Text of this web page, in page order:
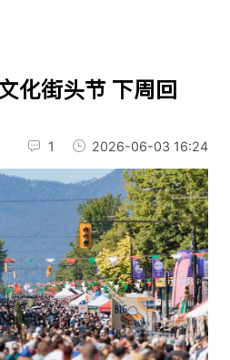
化街头节 下周回
1 2026-06-03 16:24